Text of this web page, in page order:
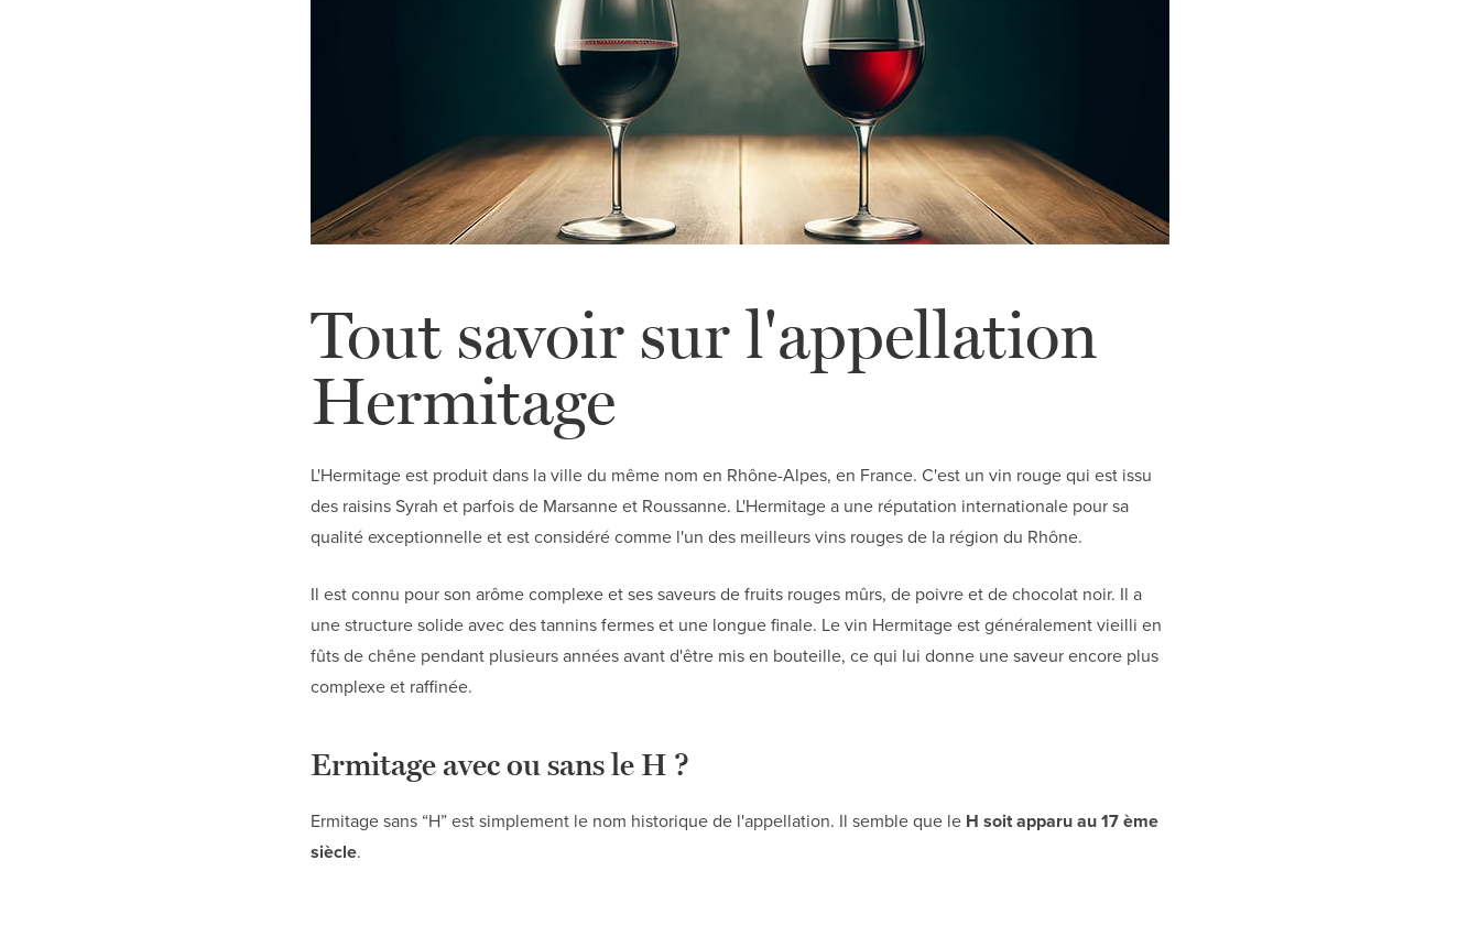
Tout savoir sur l'appellation
Hermitage
L'Hermitage est produit dans la ville du même nom en Rhône-Alpes, en France. C'est un vin rouge qui est issu
des raisins Syrah et parfois de Marsanne et Roussanne. L'Hermitage a une réputation internationale pour sa
qualité exceptionnelle et est considéré comme l'un des meilleurs vins rouges de la région du Rhône.
Il est connu pour son arôme complexe et ses saveurs de fruits rouges mûrs, de poivre et de chocolat noir. Il a
une structure solide avec des tannins fermes et une longue finale. Le vin Hermitage est généralement vieilli en
fûts de chêne pendant plusieurs années avant d'être mis en bouteille, ce qui lui donne une saveur encore plus
complexe et raffinée.
Ermitage avec ou sans le H ?
Ermitage sans “H” est simplement le nom historique de l'appellation. Il semble que le H soit apparu au 17 ème
siècle.